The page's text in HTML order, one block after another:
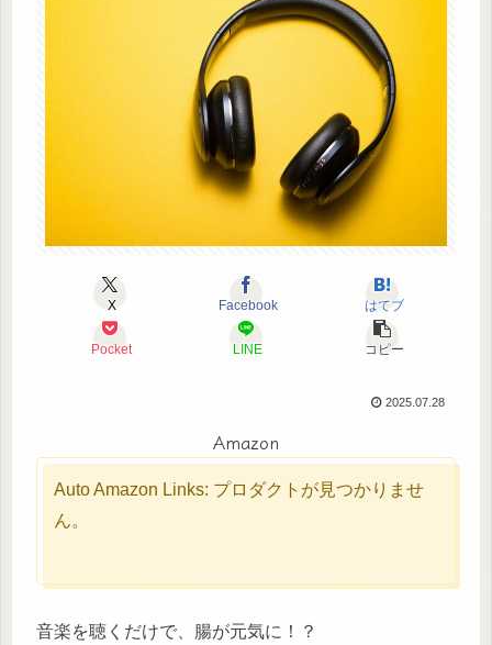
X Facebook はてブ
Pocket LINE コピー
2025.07.28
Amazon
Auto Amazon Links: プロダクトが見つかりませ
ん。
音楽を聴くだけで、腸が元気に！？